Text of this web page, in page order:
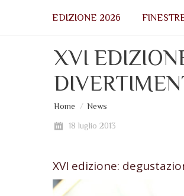
EDIZIONE 2026
XVI
Sei qui:
Home News
18 luglio 2013
XVI edizione: